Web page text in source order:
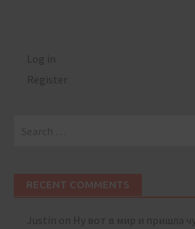
Log in
Register
RECENT COMMENTS
Justin on Ну вот в мир и пришла